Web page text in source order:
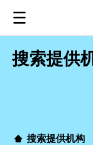
搜索提供
搜索提供机构